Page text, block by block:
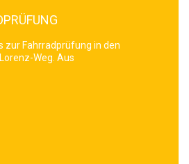
zur Fahrradprüfung in den
Weg. Aus